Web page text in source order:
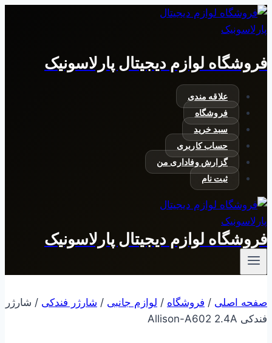
بازگشت
به
فروشگاه لوازم دیجیتال پارلاسونیک
علاقه مندی
فروشگاه
سبد خرید
حساب کاربری
گزارش وفاداری من
ثبت نام
فروشگاه لوازم دیجیتال پارلاسونیک
صفحه اصلی / فروشگاه / لوازم جانبی / شارژر فندکی / شارژر
فندکی Allison-A602 2.4A